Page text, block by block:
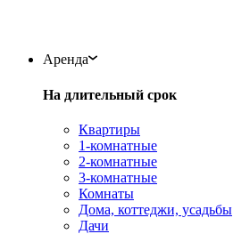
Аренда
На длительный срок
Квартиры
1-комнатные
2-комнатные
3-комнатные
Комнаты
Дома, коттеджи, усадьбы
Дачи